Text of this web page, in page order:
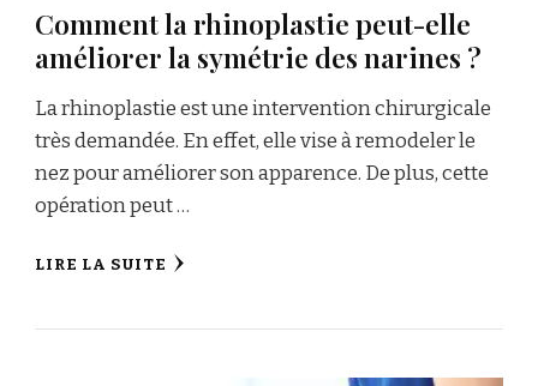
Comment la rhinoplastie peut-elle
améliorer la symétrie des narines ?
La rhinoplastie est une intervention chirurgicale
très demandée. En effet, elle vise à remodeler le
nez pour améliorer son apparence. De plus, cette
opération peut …
LIRE LA SUITE